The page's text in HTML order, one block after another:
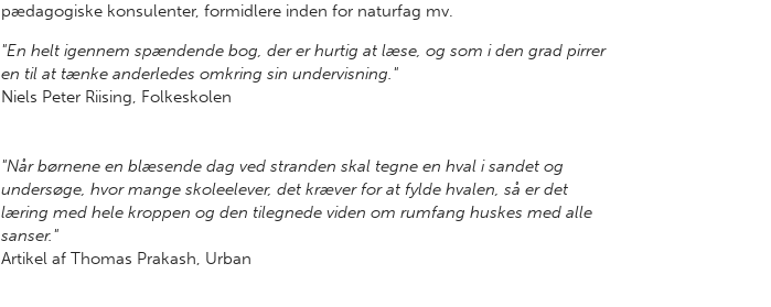
pædagogiske konsulenter, formidlere inden for naturfag mv.
"En helt igennem spændende bog, der er hurtig at læse, og som i den grad pirrer
en til at tænke anderledes omkring sin undervisning."
Niels Peter Riising, Folkeskolen
"Når børnene en blæsende dag ved stranden skal tegne en hval i sandet og
undersøge, hvor mange skoleelever, det kræver for at fylde hvalen, så er det
læring med hele kroppen og den tilegnede viden om rumfang huskes med alle
sanser."
Artikel af Thomas Prakash, Urban